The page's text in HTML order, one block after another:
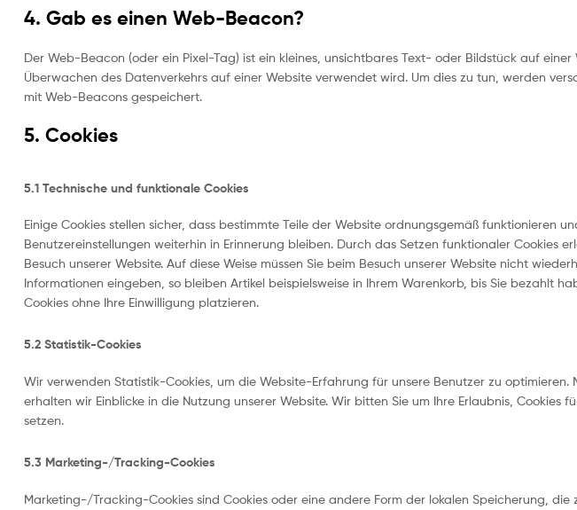
4. Gab es einen Web-Beacon?
Der Web-Beacon (oder ein Pixel-Tag) ist ein kleines, unsichtbares Text- oder Bildstück auf einer
Überwachen des Datenverkehrs auf einer Website verwendet wird. Um dies zu tun, werden
mit Web-Beacons gespeichert.
5. Cookies
5.1 Technische und funktionale Cookies
Einige Cookies stellen sicher, dass bestimmte Teile der Website ordnungsgemäß funktionieren
Benutzereinstellungen weiterhin in Erinnerung bleiben. Durch das Setzen funktionaler Cookies
Besuch unserer Website. Auf diese Weise müssen Sie beim Besuch unserer Website nicht
Informationen eingeben, so bleiben Artikel beispielsweise in Ihrem Warenkorb, bis Sie bezahlt
Cookies ohne Ihre Einwilligung platzieren.
5.2 Statistik-Cookies
Wir verwenden Statistik-Cookies, um die Website-Erfahrung für unsere Benutzer zu optimieren.
erhalten wir Einblicke in die Nutzung unserer Website. Wir bitten Sie um Ihre Erlaubnis, Cookies
setzen.
5.3 Marketing-/Tracking-Cookies
Marketing-/Tracking-Cookies sind Cookies oder eine andere Form der lokalen Speicherung, die